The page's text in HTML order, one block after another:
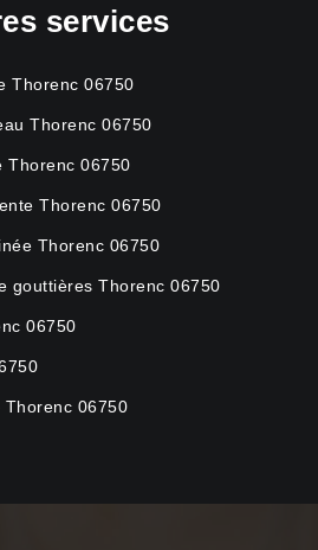
services
Thorenc 06750
Thorenc 06750
Thorenc 06750
Thorenc 06750
Thorenc 06750
gouttières Thorenc 06750
06750
06750